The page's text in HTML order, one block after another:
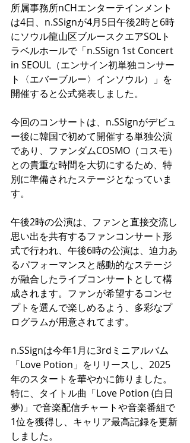
所属事務所nCHエンターテインメント
は4日、n.SSignが4月5日午後2時と6時
にソウル龍山区ブルースクエアSOLト
ラベルホールで「n.SSign 1st Concert
in SEOUL（エンサイン初単独コンサー
ト〈エバーブルー〉インソウル）」を
開催すると公式発表しました。
今回のコンサートは、n.SSignがデビュ
ー後に韓国で初めて開催する単独公演
であり、ファンダムCOSMO（コスモ）
との貴重な時間を大切にするため、特
別に準備されたステージとなっていま
す。
午後2時の公演は、ファンと直接交流し
思い出を共有するファンコンサート形
式で行われ、午後6時の公演は、迫力あ
るパフォーマンスと感動的なステージ
が融合したライブコンサートとして構
成されます。ファンが希望するコンセ
プトを選んで楽しめるよう、多彩なプ
ログラムが用意されてます。
n.SSignは今年1月に3rdミニアルバム
「Love Potion」をリリースし、2025
年のスタートを華やかに飾りました。
特に、タイトル曲「Love Potion (白日
夢)」で音楽配信チャートや音楽番組で
1位を獲得し、キャリア最高記録を更新
しました。